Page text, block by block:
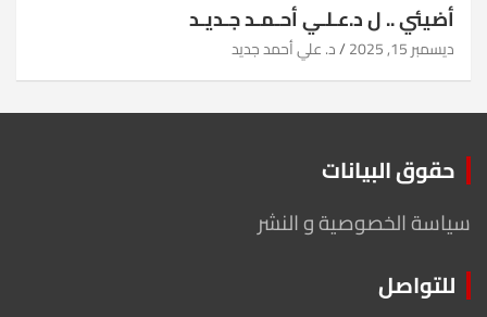
أضيئي .. ل د.عـلـي أحـمـد جـديـد
ديسمبر 15, 2025 د. علي أحمد جديد
حقوق البيانات
سياسة الخصوصية و النشر
للتواصل